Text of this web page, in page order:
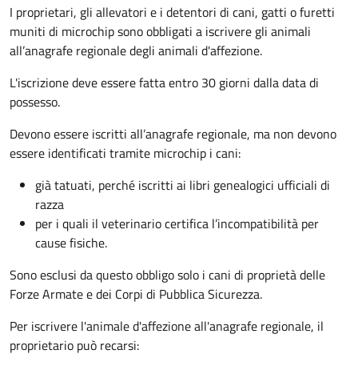
I proprietari, gli allevatori e i detentori di cani, gatti o furetti
muniti di microchip sono obbligati a iscrivere gli animali
all’anagrafe regionale degli animali d'affezione.
L'iscrizione deve essere fattaentro 30 giorni dalla data di
possesso.
Devono essere iscritti all’anagrafe regionale, ma non devono
essere identificati tramite microchip i cani:
già tatuati, perché iscritti ai libri genealogici ufficiali di
razza
per i quali il veterinario certifica l’incompatibilità per
cause fisiche.
Sono esclusi da questo obbligo solo i cani di proprietà delle
Forze Armate e dei Corpi di Pubblica Sicurezza.
Per iscrivere l'animale d'affezione all'anagrafe regionale, il
proprietario può recarsi: